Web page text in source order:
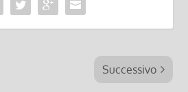
Successivo